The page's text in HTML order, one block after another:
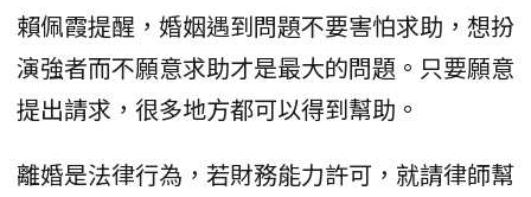
賴佩霞提醒，婚姻遇到問題不要害怕求助，想扮
演強者而不願意求助才是最大的問題。只要願意
提出請求，很多地方都可以得到幫助。
離婚是法律行為，若財務能力許可，就請律師幫